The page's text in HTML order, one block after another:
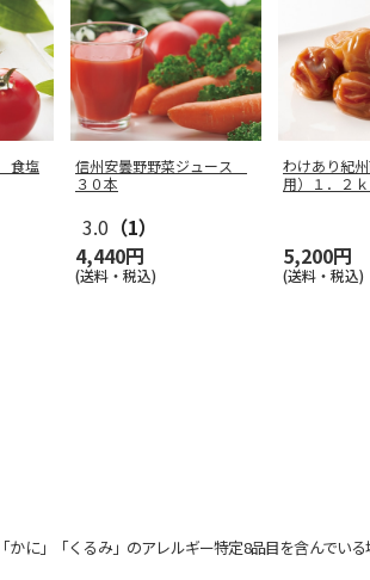
食塩
信州安曇野野菜ジュース
３０本
3.0 （1）
4,440円
(送料・税込)
わけあり紀
用）１．２
5,200円
(送料・税込)
に」「くるみ」のアレルギー特定8品目を含んでいる